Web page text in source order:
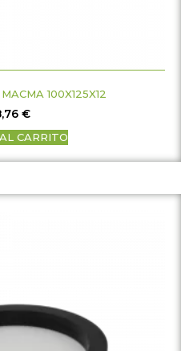
100X125X12
€
CARRITO